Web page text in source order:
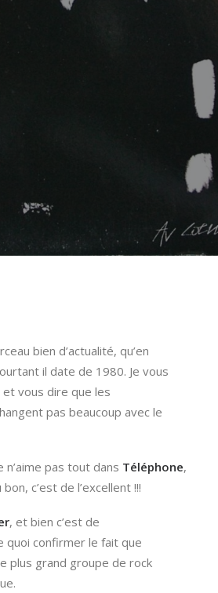
bien d’actualité, qu’en
il date de 1980. Je vous
et vous dire que les
pas beaucoup avec le
pas tout dans Téléphone,
c’est de l’excellent !!!
, et bien c’est de
quoi confirmer le fait que
plus grand groupe de rock